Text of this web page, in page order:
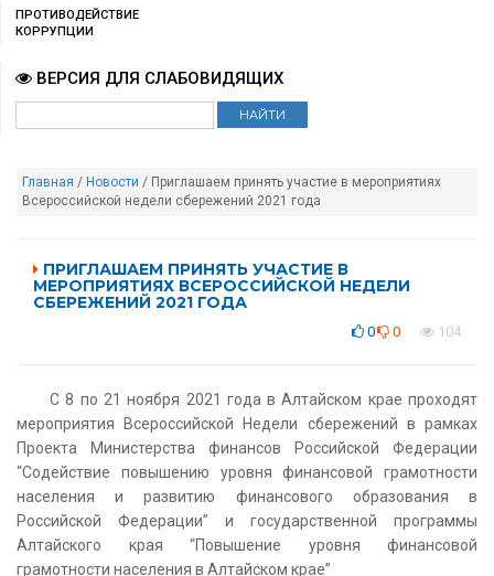
ПРОТИВОДЕЙСТВИЕ
КОРРУПЦИИ
ВЕРСИЯ ДЛЯ СЛАБОВИДЯЩИХ
Главная / Новости / Приглашаем принять участие в мероприятиях
Всероссийской недели сбережений 2021 года
ПРИГЛАШАЕМ ПРИНЯТЬ УЧАСТИЕ В
МЕРОПРИЯТИЯХ ВСЕРОССИЙСКОЙ НЕДЕЛИ
СБЕРЕЖЕНИЙ 2021 ГОДА
0 0 104
С 8 по 21 ноября 2021 года в Алтайском крае проходят
мероприятия Всероссийской Недели сбережений в рамках
Проекта Министерства финансов Российской Федерации
“Содействие повышению уровня финансовой грамотности
населения и развитию финансового образования в
Российской Федерации” и государственной программы
Алтайского края “Повышение уровня финансовой
грамотности населения в Алтайском крае”